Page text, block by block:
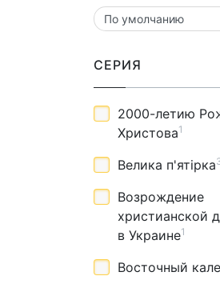
СЕРИЯ
2000-летию
Христова1
Велика п'ятірка
Возрождение
христианской
в Украине1
Восточный